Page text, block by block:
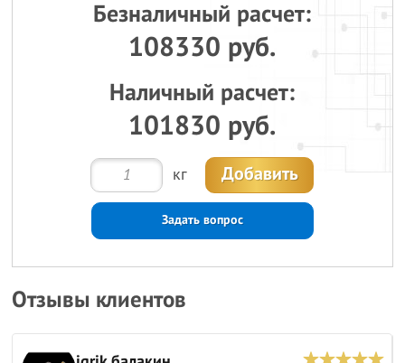
Безналичный расчет:
108330 руб.
Наличный расчет:
101830 руб.
кг Добавить
Задать вопрос
Отзывы клиентов